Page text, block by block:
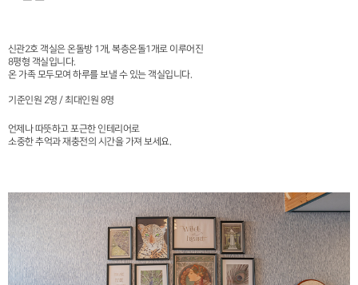
신관2호 객실은 온돌방 1개, 복층온돌1개로 이루어진
8평형 객실입니다.
온 가족 모두모여 하루를 보낼 수 있는 객실입니다.
기준인원 2명 / 최대인원 8명
언제나 따뜻하고 포근한 인테리어로
소중한 추억과 재충전의 시간을 가져 보세요.